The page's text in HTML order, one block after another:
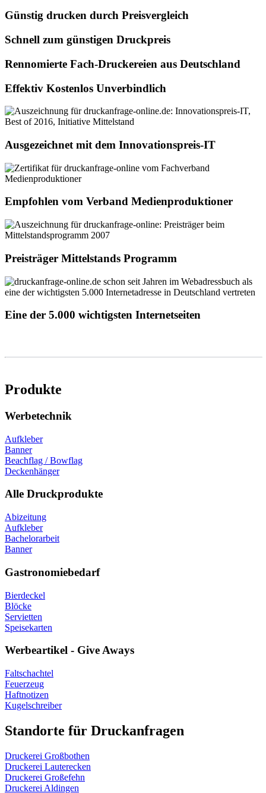
Günstig drucken durch Preisvergleich
Schnell zum günstigen Druckpreis
Rennomierte Fach-Druckereien aus Deutschland
Effektiv Kostenlos Unverbindlich
Ausgezeichnet mit dem Innovationspreis-IT
Empfohlen vom Verband Medienproduktioner
Preisträger Mittelstands Programm
Eine der 5.000 wichtigsten Internetseiten
Produkte
Werbetechnik
Aufkleber
Banner
Beachflag / Bowflag
Deckenhänger
Alle Druckprodukte
Abizeitung
Aufkleber
Bachelorarbeit
Banner
Gastronomiebedarf
Bierdeckel
Blöcke
Servietten
Speisekarten
Werbeartikel - Give Aways
Faltschachtel
Feuerzeug
Haftnotizen
Kugelschreiber
Standorte für Druckanfragen
Druckerei Großbothen
Druckerei Lauterecken
Druckerei Großefehn
Druckerei Aldingen